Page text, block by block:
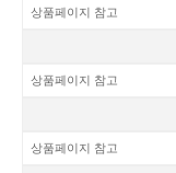
상품페이지 참고
상품페이지 참고
상품페이지 참고